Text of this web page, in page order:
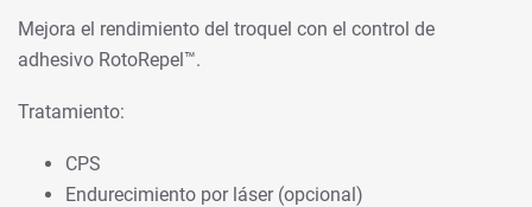
Mejora el rendimiento del troquel con el control de
adhesivo RotoRepel™.
Tratamiento:
CPS
Endurecimiento por láser (opcional)